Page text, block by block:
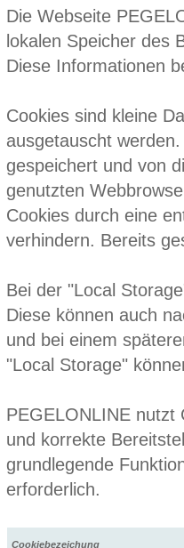
Die Webseite
lokalen Speicher des
Diese Informationen
Cookies sind kleine
ausgetauscht
gespeichert und von
genutzten
Cookies durch eine
verhindern. Bereits
Bei der "Local
Diese können auch
und bei einem
"Local Storage"
PEGELONLINE nutzt
und korrekte
grundlegende
erforderlich.
Cookiebezeichung